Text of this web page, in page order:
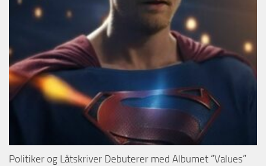
Politiker og Låtskriver Debuterer med Albumet “Values”